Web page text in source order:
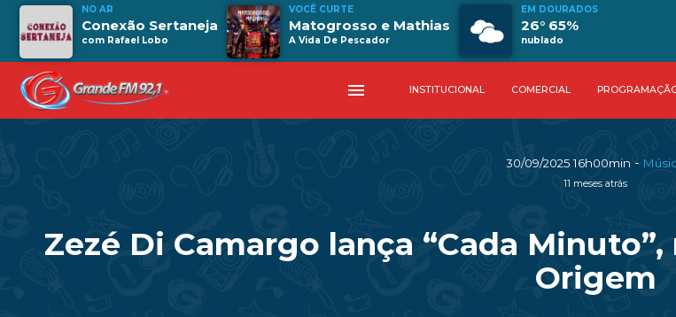
NO AR
Conexão Sertaneja
com Rafael Lobo
VOCÊ CURTE
Matogrosso e Mathias
A Vida De Pescador
EM DOURADOS
26° 65%
nublado
menu INSTITUCIONAL COMERCIAL
30/09/2025 16h00min -
11 meses atrás
Zezé Di Camargo lança “Cada
Origem